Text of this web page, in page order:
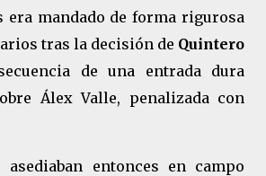
era mandado de forma rigurosa
tras la decisión de Quintero
de una entrada dura
Álex Valle, penalizada con
asediaban entonces en campo